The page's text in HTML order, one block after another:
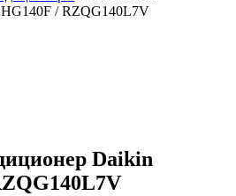
/ RZQG140L7V
Daikin